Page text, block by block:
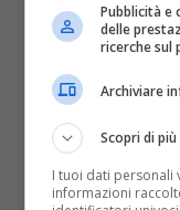
Classifiche4
Pubblicità e
delle
ricerche sul
Archiviare
Scopri di più
I tuoi dati personali
informazioni